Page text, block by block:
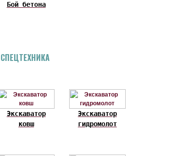
Бой бетона
СПЕЦТЕХНИКА
Экскаватор
ковш
Экскаватор
гидромолот